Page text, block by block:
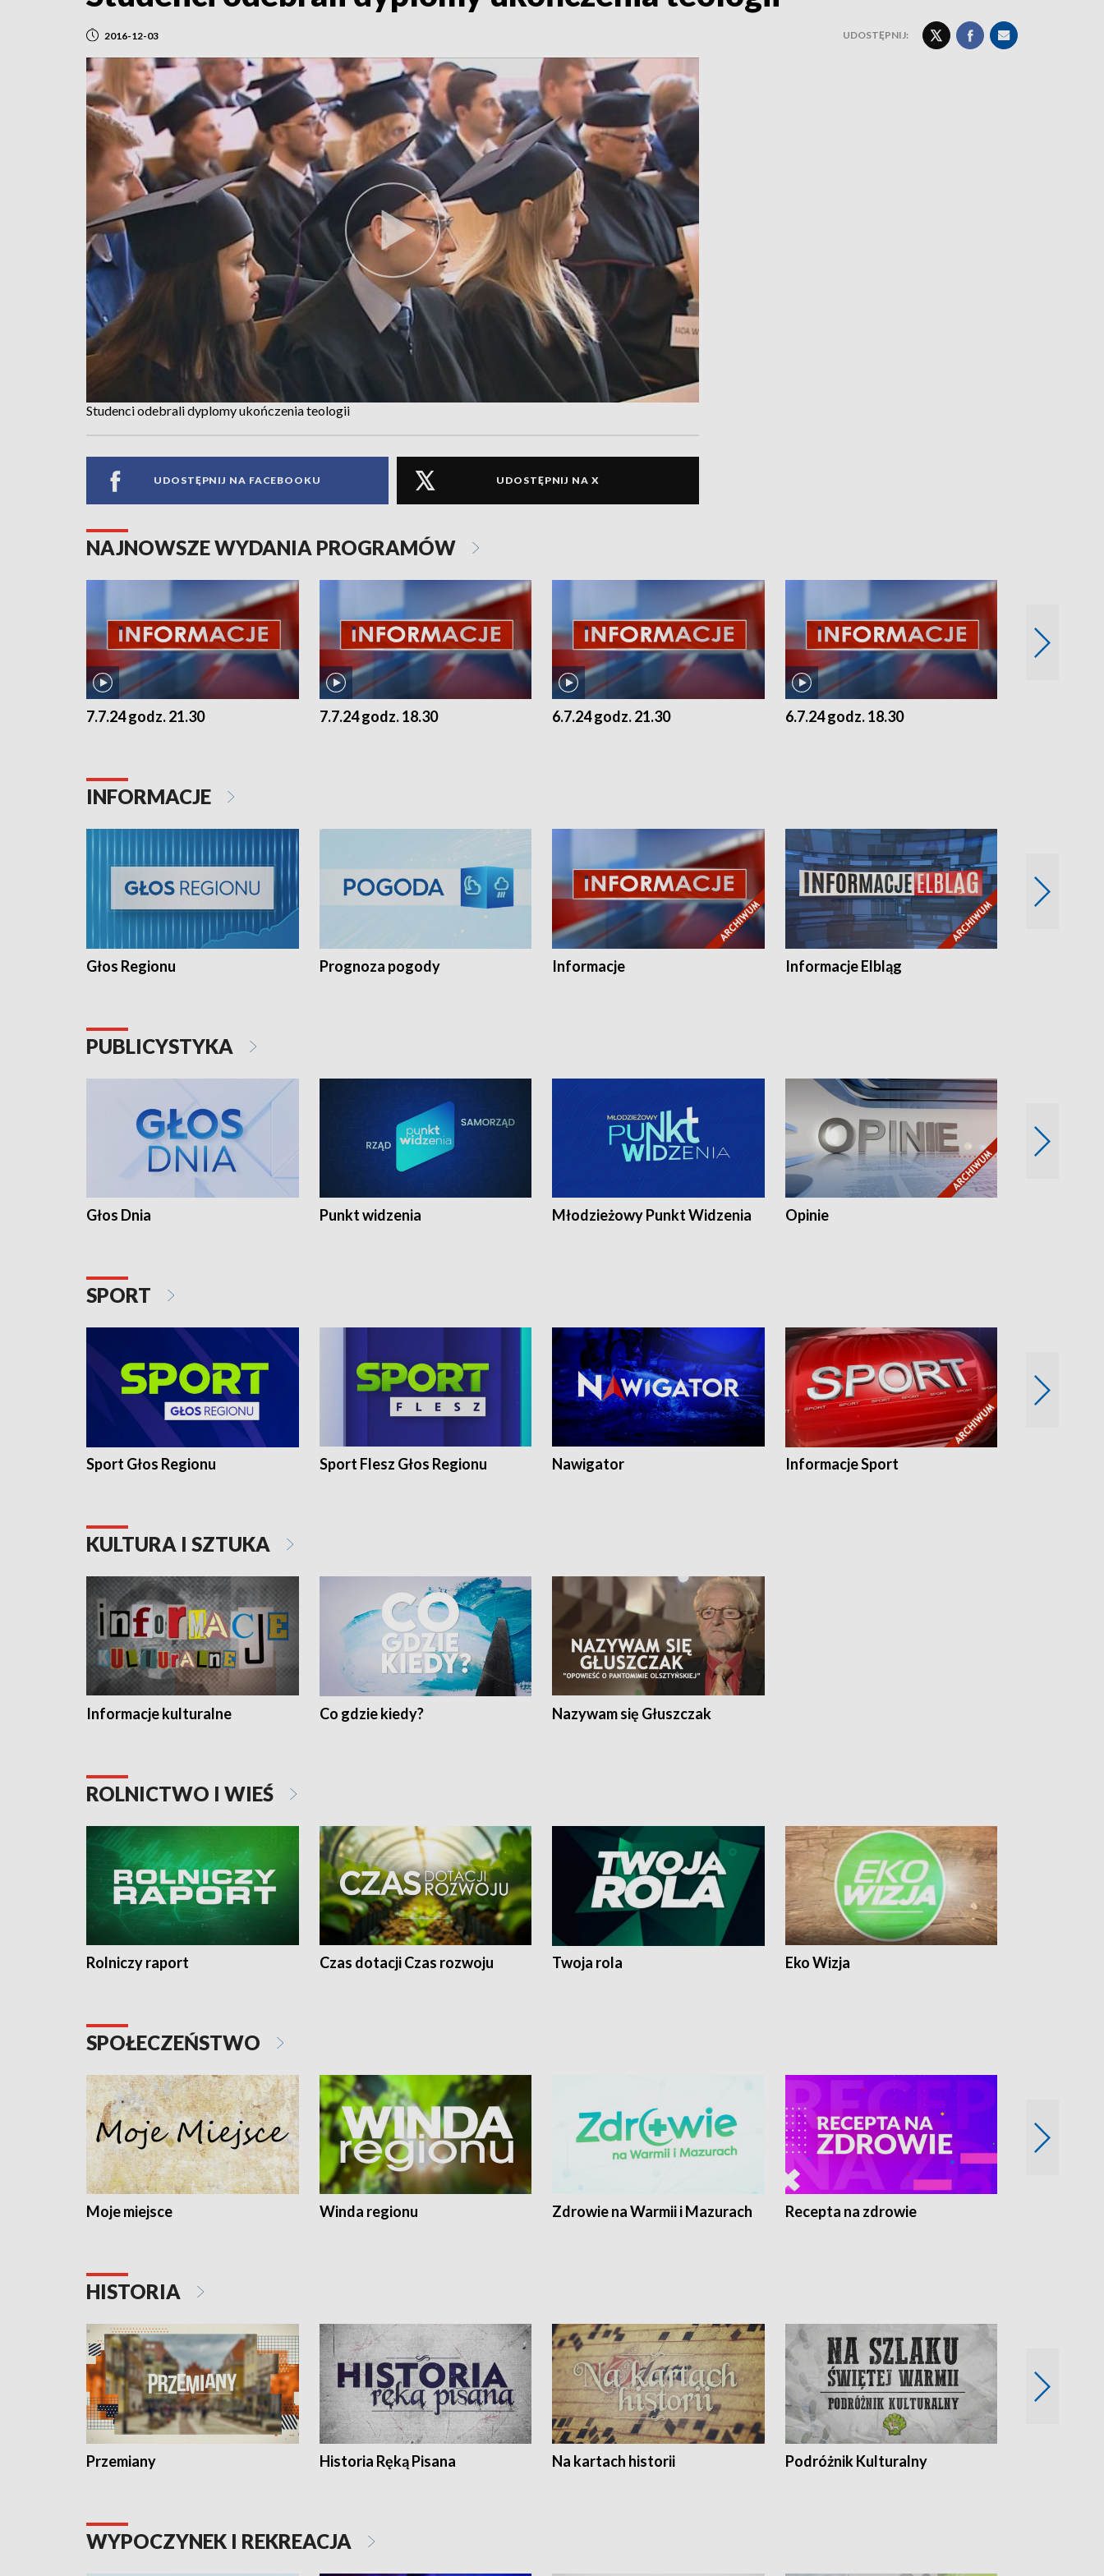
2016-12-03 UDOSTĘPNIJ:
Studenci odebrali dyplomy ukończenia teologii
UDOSTĘPNIJ NA FACEBOOKU UDOSTĘPNIJ NA X
NAJNOWSZE WYDANIA PROGRAMÓW
7.7.24 godz. 21.30 7.7.24 godz. 18.30 6.7.24 godz. 21.30 6.7.24 godz. 18.30
INFORMACJE
Głos Regionu Prognoza pogody Informacje Informacje Elbląg
PUBLICYSTYKA
Głos Dnia Punkt widzenia Młodzieżowy Punkt Widzenia Opinie
SPORT
Sport Głos Regionu Sport Flesz Głos Regionu Nawigator Informacje Sport
KULTURA I SZTUKA
Informacje kulturalne Co gdzie kiedy? Nazywam się Głuszczak
ROLNICTWO I WIEŚ
Rolniczy raport Czas dotacji Czas rozwoju Twoja rola Eko Wizja
SPOŁECZEŃSTWO
Moje miejsce Winda regionu Zdrowie na Warmii i Mazurach Recepta na zdrowie
HISTORIA
Przemiany Historia Ręką Pisana Na kartach historii Podróżnik Kulturalny
WYPOCZYNEK I REKREACJA